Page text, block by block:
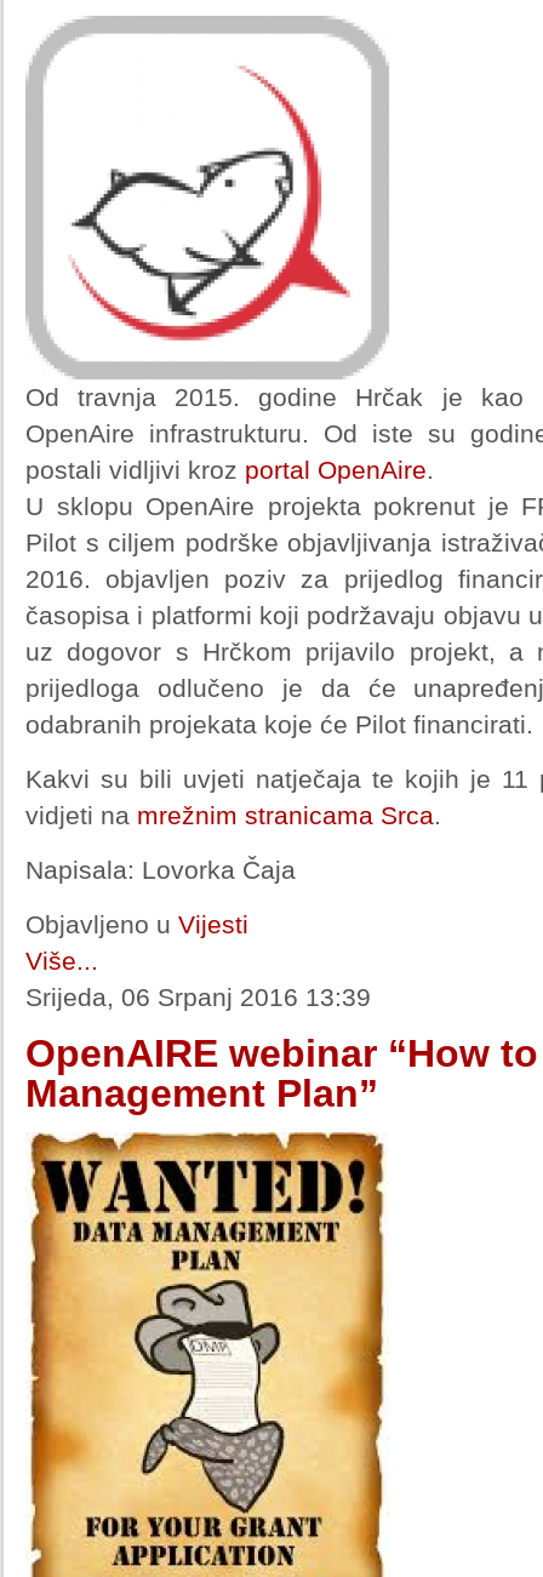
Od travnja 2015. godine Hrčak je kao
OpenAire infrastrukturu. Od iste su
postali vidljivi kroz portal OpenAire.
U sklopu OpenAire projekta pokrenut je
Pilot s ciljem podrške objavljivanja
2016. objavljen poziv za prijedlog
časopisa i platformi koji podržavaju objavu
uz dogovor s Hrčkom prijavilo projekt, a
prijedloga odlučeno je da će
odabranih projekata koje će Pilot financirati.
Kakvi su bili uvjeti natječaja te kojih je 11
vidjeti na mrežnim stranicama Srca.
Napisala: Lovorka Čaja
Objavljeno u Vijesti
Više...
Srijeda, 06 Srpanj 2016 13:39
OpenAIRE webinar “How
Management Plan”